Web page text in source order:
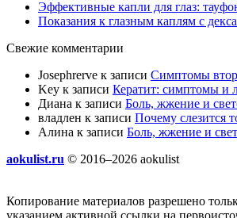
Эффективные капли для глаз:
Показания к глазным каплям с
Свежие комментарии
Josephrerve к записи Симптомы
Key к записи Кератит: симптомы и
Диана к записи Боль, жжение и
владлен к записи Почему слезится
Алина к записи Боль, жжение и
aokulist.ru © 2016–2026 aokulist
Копирование материалов разрешено
указанием активной ссылки на